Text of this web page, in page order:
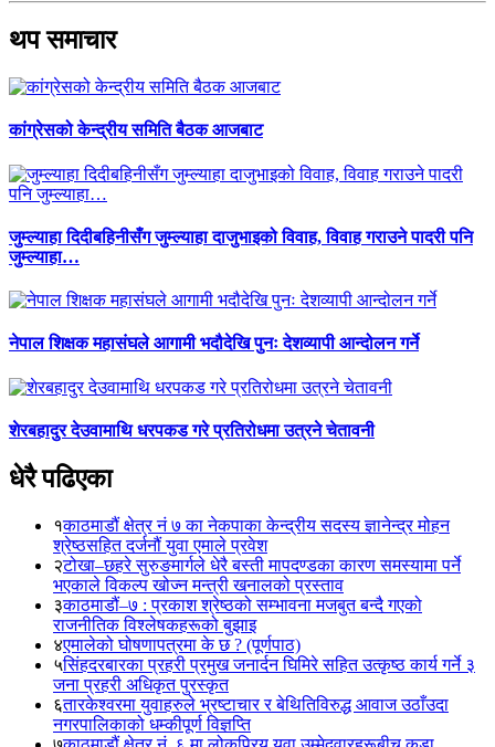
थप समाचार
कांग्रेसको केन्द्रीय समिति बैठक आजबाट
जुम्ल्याहा दिदीबहिनीसँग जुम्ल्याहा दाजुभाइको विवाह, विवाह गराउने पादरी पनि
जुम्ल्याहा…
नेपाल शिक्षक महासंघले आगामी भदौदेखि पुनः देशव्यापी आन्दोलन गर्ने
शेरबहादुर देउवामाथि धरपकड गरे प्रतिरोधमा उत्रने चेतावनी
धेरै पढिएका
१काठमाडौं क्षेत्र नं ७ का नेकपाका केन्द्रीय सदस्य ज्ञानेन्द्र मोहन
श्रेष्ठसहित दर्जनौं युवा एमाले प्रवेश
२टोखा–छहरे सुरुङमार्गले धेरै बस्ती मापदण्डका कारण समस्यामा पर्ने
भएकाले विकल्प खोज्न मन्त्री खनालको प्रस्ताव
३काठमाडौं–७ : प्रकाश श्रेष्ठको सम्भावना मजबुत बन्दै गएको
राजनीतिक विश्लेषकहरूको बुझाइ
४एमालेको घोषणापत्रमा के छ ? (पूर्णपाठ)
५सिंहदरबारका प्रहरी प्रमुख जनार्दन घिमिरे सहित उत्कृष्ठ कार्य गर्ने ३
जना प्रहरी अधिकृत पुरस्कृत
६तारकेश्वरमा युवाहरुले भ्रष्टाचार र बेथितिविरुद्ध आवाज उठाँउदा
नगरपालिकाको धम्कीपूर्ण विज्ञप्ति